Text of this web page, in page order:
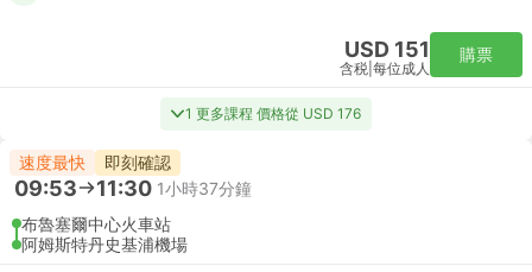
USD 151
含税 每位成人
購票
1 更多課程 價格從 USD 176
速度最快 即刻確認
09:53 11:30 1小時37分鐘
布魯塞爾中心火車站
阿姆斯特丹史基浦機場